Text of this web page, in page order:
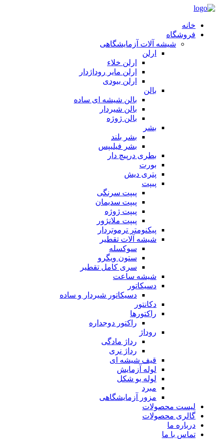
خانه
فروشگاه
شیشه آلات آزمایشگاهی
ارلن
ارلن خلاء
ارلن مایر روداژدار
ارلن بیودی
بالن
بالن شیشه ای ساده
بالن شیردار
بالن ژوژه
بشر
بشر بلند
بشر فیلیپس
بطری درپیچ دار
بورت
پتری دیش
پیپت
پیپت سرنگی
پیپت سدیمان
پیپت ژوژه
پیپت ملانژور
پیکنومتر ترموتردار
شیشه آلات تقطیر
سوکسله
ستون ویگرو
سری کامل تقطیر
شیشه ساعت
دسیکاتور
دسیکاتور شیردار و ساده
دکانتور
راکتورها
راکتور دوجداره
روداژ
رداژ مادگی
رداژ نری
قیف شیشه ای
لوله آزمایش
لوله یو شکل
مبرد
مزور آزمایشگاهی
لیست محصولات
گالری محصولات
درباره ما
تماس با ما